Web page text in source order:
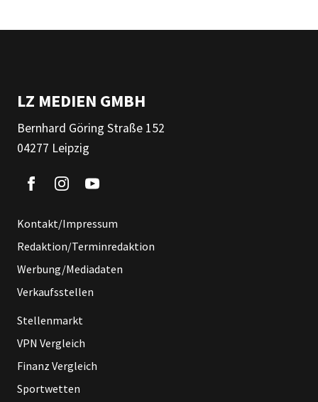
LZ MEDIEN GMBH
Bernhard Göring Straße 152
04277 Leipzig
Kontakt/Impressum
Redaktion/Terminredaktion
Werbung/Mediadaten
Verkaufsstellen
Stellenmarkt
VPN Vergleich
Finanz Vergleich
Sportwetten